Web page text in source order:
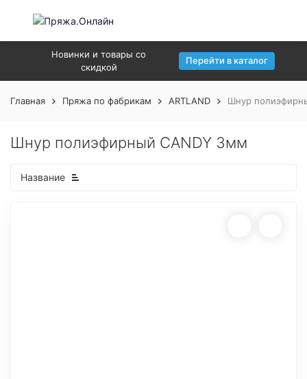
Новинки и товары со
скидкой
Перейти в каталог
Главная Пряжа по фабрикам ARTLAND Шнур
Шнур полиэфирный CANDY 3мм
Название